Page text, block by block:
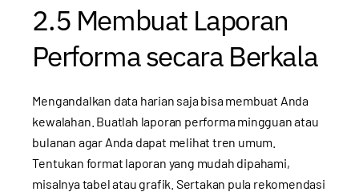
2.5 Membuat Laporan
Performa secara Berkala
Mengandalkan data harian saja bisa membuat Anda
kewalahan. Buatlah laporan performa mingguan atau
bulanan agar Anda dapat melihat tren umum.
Tentukan format laporan yang mudah dipahami,
misalnya tabel atau grafik. Sertakan pula rekomendasi